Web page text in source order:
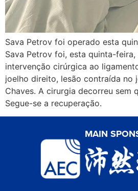
Sava Petrov foi operado esta
Sava Petrov foi, esta quinta-
intervenção cirúrgica ao
joelho direito, lesão contraída no
Chaves. A cirurgia decorreu sem
Segue-se a recuperação.
MAIN